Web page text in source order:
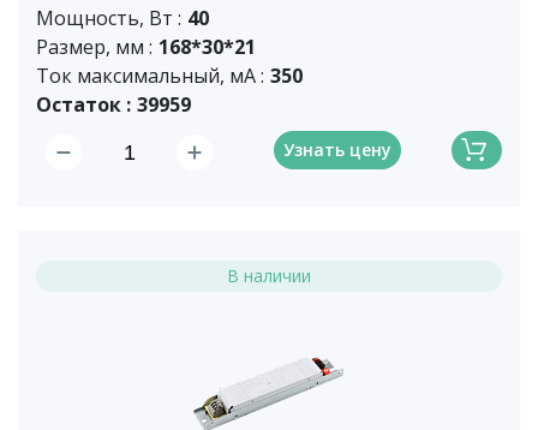
Мощность, Вт : 40
Размер, мм : 168*30*21
Ток максимальный, мА : 350
Остаток : 39959
Узнать цену
В наличии